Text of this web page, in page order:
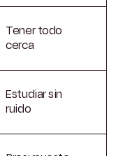
Tener todo
cerca
Estudiar sin
ruido